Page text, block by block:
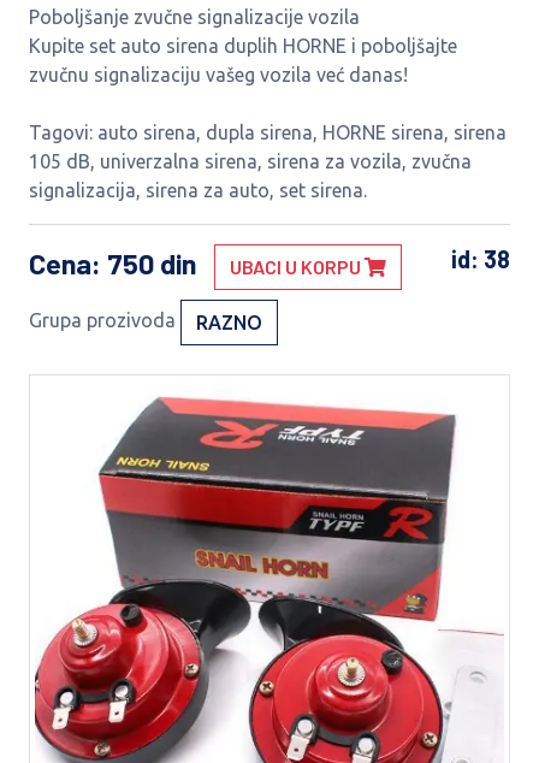
Poboljšanje zvučne signalizacije vozila
Kupite set auto sirena duplih HORNE i poboljšajte
zvučnu signalizaciju vašeg vozila već danas!
Tagovi: auto sirena, dupla sirena, HORNE sirena, sirena
105 dB, univerzalna sirena, sirena za vozila, zvučna
signalizacija, sirena za auto, set sirena.
Cena: 750 din id: 38
UBACI U KORPU
Grupa prozivoda RAZNO